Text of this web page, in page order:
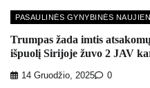
PASAULINĖS GYNYBINĖS
Trumpas žada imtis
išpuolį Sirijoje žuvo 2 JAV
14 Gruodžio, 2025 0